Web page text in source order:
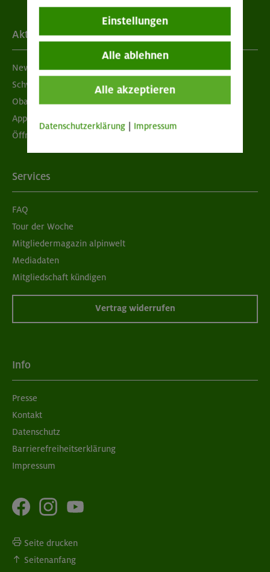
Aktuelles
Newsletter
Schwarzes Brett
Obacht geben!
App "Mein DAV+"
Öffnungszeiten
Services
FAQ
Tour der Woche
Mitgliedermagazin alpinwelt
Mediadaten
Mitgliedschaft kündigen
Vertrag widerrufen
Info
Presse
Kontakt
Datenschutz
Barrierefreiheitserklärung
Impressum
Seite drucken
Seitenanfang
Einstellungen
Alle ablehnen
Alle akzeptieren
Datenschutzerklärung Impressum